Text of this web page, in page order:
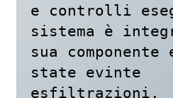
e controlli
sistema è
sua componente
state evinte
esfiltrazioni.